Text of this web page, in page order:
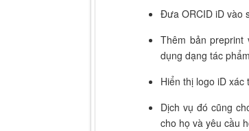
Đưa ORCID iD vào
Thêm bản
dụng dạng tác
Hiển thị logo iD
Dịch vụ đó cũng
cho họ và yêu cầu